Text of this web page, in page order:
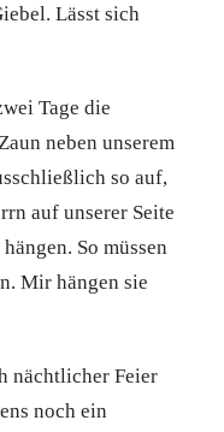
Lässt sich
Tage die
neben unserem
so auf,
auf unserer Seite
So müssen
Mir hängen sie
nächtlicher Feier
noch ein